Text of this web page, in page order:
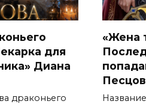
для
Диана
драконьего
«Жена